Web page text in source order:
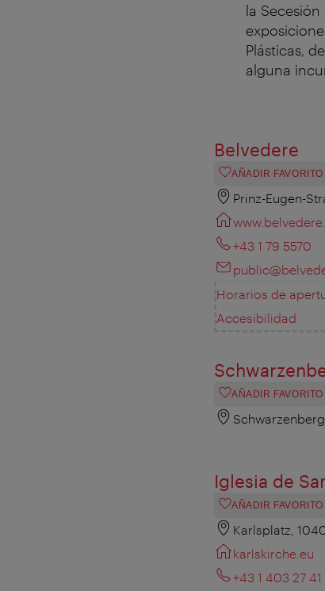
la
Plásticas,
alguna
Belvedere
AÑADIR FAVORITO
Prinz-Eugen-
+43 1 79 5570
Horarios de
Accesibilidad
AÑADIR FAVORITO
Iglesia de
AÑADIR FAVORITO
Karlsplatz,
karlskirche.eu
+43 1 403 27 41